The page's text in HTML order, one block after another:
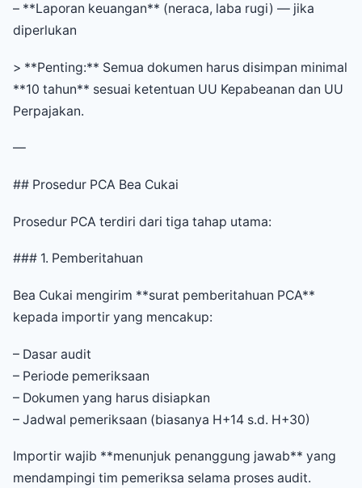
– **Laporan keuangan** (neraca, laba rugi) — jika
diperlukan
> **Penting:** Semua dokumen harus disimpan minimal
**10 tahun** sesuai ketentuan UU Kepabeanan dan UU
Perpajakan.
—
## Prosedur PCA Bea Cukai
Prosedur PCA terdiri dari tiga tahap utama:
### 1. Pemberitahuan
Bea Cukai mengirim **surat pemberitahuan PCA**
kepada importir yang mencakup:
– Dasar audit
– Periode pemeriksaan
– Dokumen yang harus disiapkan
– Jadwal pemeriksaan (biasanya H+14 s.d. H+30)
Importir wajib **menunjuk penanggung jawab** yang
mendampingi tim pemeriksa selama proses audit.